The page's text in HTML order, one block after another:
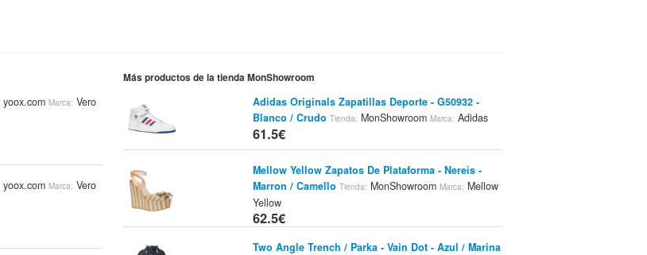
yoox.comMarca: Vero
yoox.comMarca: Vero
Más productos de la tienda MonShowroom
Adidas Originals Zapatillas Deporte - G50932 -
Blanco / Crudo Tienda: MonShowroom Marca: Adidas
61.5€
Mellow Yellow Zapatos De Plataforma - Nereis -
Marron / Camello Tienda: MonShowroom Marca: Mellow
Yellow
62.5€
Two Angle Trench / Parka - Vain Dot - Azul / Marina